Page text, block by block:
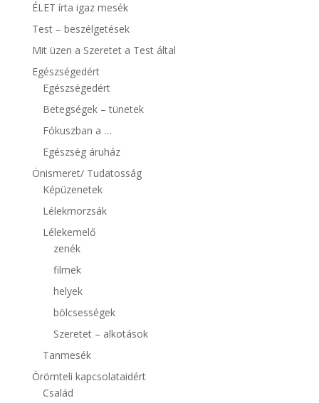
ÉLET írta igaz mesék
Test – beszélgetések
Mit üzen a Szeretet a Test által
Egészségedért
Egészségedért
Betegségek – tünetek
Fókuszban a …
Egészség áruház
Önismeret/ Tudatosság
Képüzenetek
Lélekmorzsák
Lélekemelő
zenék
filmek
helyek
bölcsességek
Szeretet – alkotások
Tanmesék
Örömteli kapcsolataidért
Család